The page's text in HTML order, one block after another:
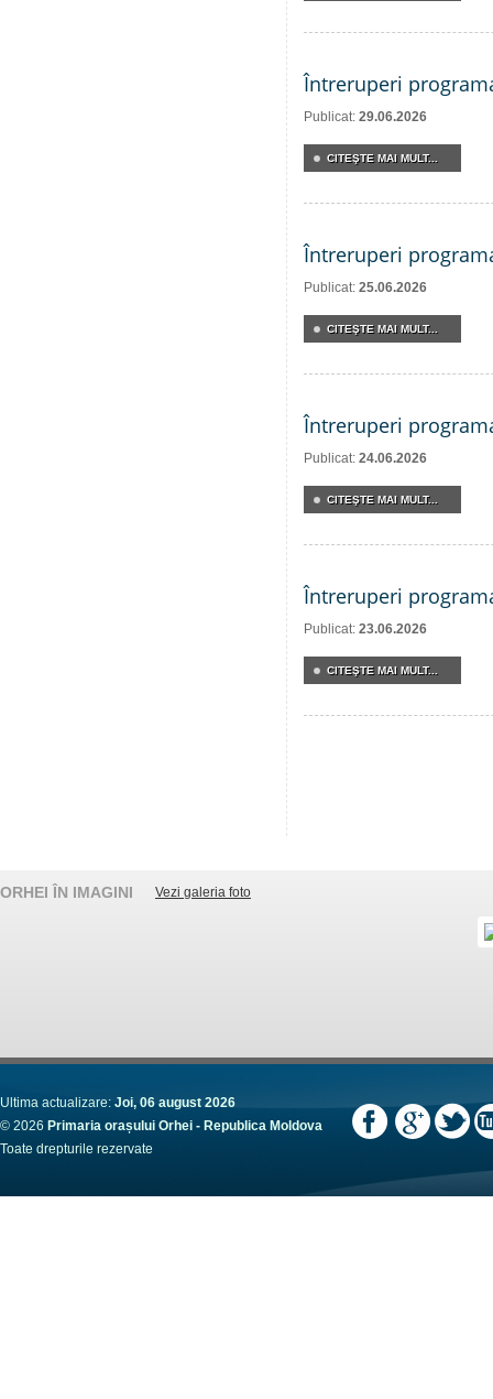
Întreruperi
Publicat: 29.06.2026
CITEŞTE MAI MULT...
Întreruperi
Publicat: 25.06.2026
CITEŞTE MAI MULT...
Întreruperi
Publicat: 24.06.2026
CITEŞTE MAI MULT...
Întreruperi
Publicat: 23.06.2026
CITEŞTE MAI MULT...
ORHEI ÎN IMAGINI Vezi galeria foto
Ultima actualizare: Joi, 06 august 2026
© 2026 Primaria orașului Orhei - Republica Moldova
Toate drepturile rezervate